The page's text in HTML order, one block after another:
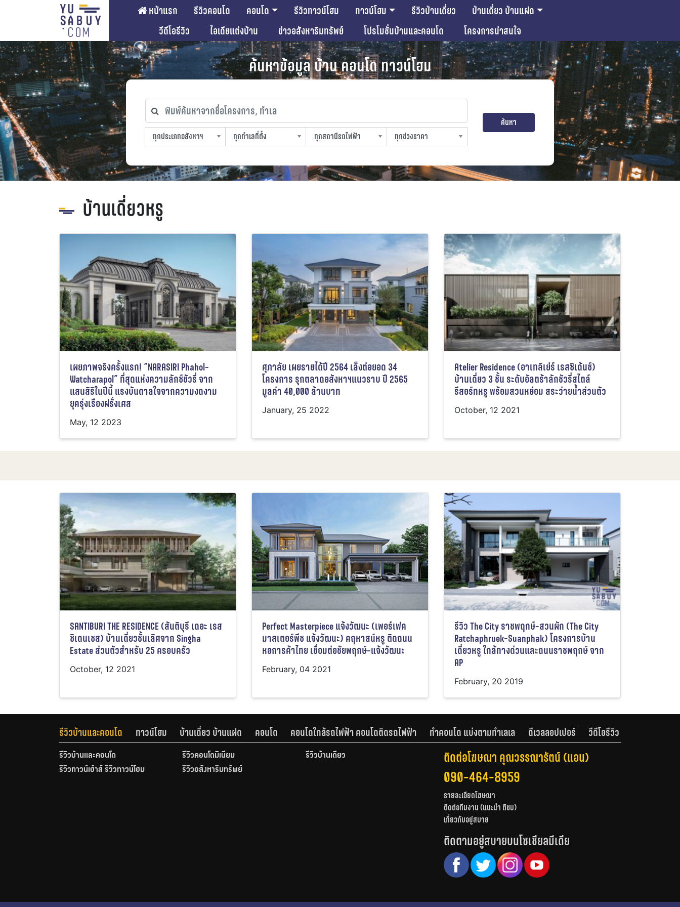
หน้าแรก รีวิวคอนโด คอนโด รีวิวทาวน์โฮม ทาวน์โฮม รีวิวบ้านเดี่ยว
บ้านเดี่ยว บ้านแฝด
วีดีโอรีวิว
ไอเดียแต่งบ้าน ข่าวอสังหาริมทรัพย์ โปรโมชั่นบ้านและคอนโด โครงการน่าสนใจ
ค้นหาข้อมูล บ้าน คอนโด ทาวน์โฮม
พิมพ์ค้นหาจากชื่อโครงการ, ทำเล
ทุกประเภทอสังหาฯ
ทุกประเภทอสังหาฯ
ทุกทำเลที่ตั้ง
ทุกทำเลที่ตั้ง
ทุกสถานีรถไฟฟ้า
ทุกสถานีรถไฟฟ้า
ทุกช่วงราคา
ทุกช่วงราคา
ค้นหา
บ้านเดี่ยวหรู
เผยภาพจริงครั้งแรก! “NARASIRI Phahol-
Watcharapol” ที่สุดแห่งความลักซ์ชัวรี่ จาก
แสนสิริในปีนี้ แรงบันดาลใจจากความงดงาม
ยุครุ่งเรืองฝรั่งเศส
May, 12 2023
ศุภาลัย เผยรายได้ปี 2564 เล็งต่อยอด 34
โครงการ รุกตลาดอสังหาฯแนวราบ ปี 2565
มูลค่า 40,000 ล้านบาท
January, 25 2022
Atelier Residence (อาเทลิเย่ร์ เรสซิเด้นซ์)
บ้านเดี่ยว 3 ชั้น ระดับอัลตร้าลักชัวรี่สไตล์
รีสอร์ทหรู พร้อมสวนหย่อม สระว่ายน้ำส่วนตัว
October, 12 2021
SANTIBURI THE RESIDENCE (สันติบุรี เดอะ เรส
ซิเดนเซส) บ้านเดี่ยวชั้นเลิศจาก Singha
Estate ส่วนตัวสำหรับ 25 ครอบครัว
October, 12 2021
Perfect Masterpiece แจ้งวัฒนะ (เพอร์เฟค
มาสเตอร์พีซ แจ้งวัฒนะ) คฤหาสน์หรู ติดถนน
หอการค้าไทย เชื่อมต่อชัยพฤกษ์-แจ้งวัฒนะ
February, 04 2021
รีวิว The City ราชพฤกษ์-สวนผัก (The City
Ratchaphruek-Suanphak) โครงการบ้าน
เดี่ยวหรู ใกล้ทางด่วนและถนนราชพฤกษ์ จาก
AP
February, 20 2019
รีวิวบ้านและคอนโด ทาวน์โฮม บ้านเดี่ยว บ้านแฝด คอนโด คอนโดใกล้รถไฟฟ้า คอนโดติดรถไฟฟ้า ทำคอนโด แบ่งตามทำเลเล ดีเวลลอปเปอร์ วีดีโอรีวิว
รีวิวบ้านและคอนโด รีวิวคอนโดมิเนียม
รีวิวบ้านเดี่ยว
รีวิวทาวน์เฮ้าส์ รีวิวทาวน์โฮม
รีวิวอสังหาริมทรัพย์
ติดต่อโฆษณา คุณวรรณารัตน์ (แอน)
090-464-8959
รายละเอียดโฆษณา
ติดต่อทีมงาน (แนะนำ ติชม)
เกี่ยวกับอยู่สบาย
ติดตามอยู่สบายบนโซเชียลมีเดีย